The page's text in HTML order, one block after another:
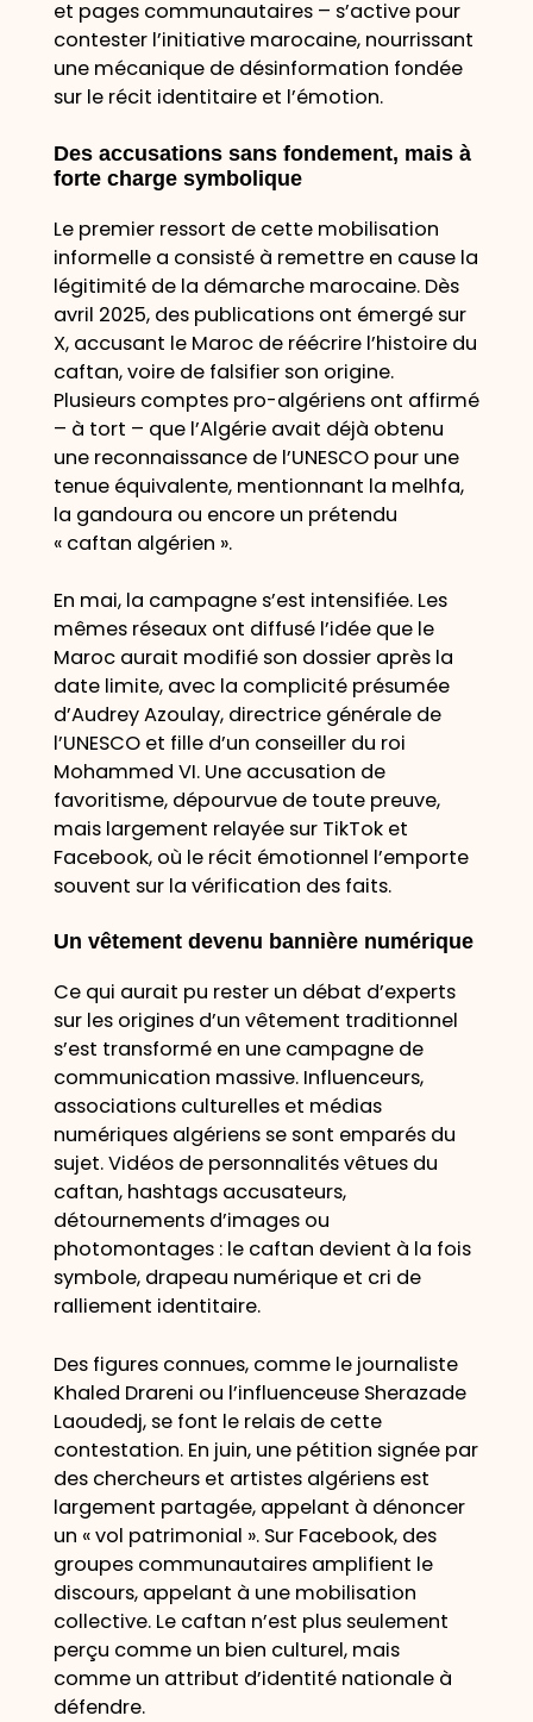
et pages communautaires – s’active pour
contester l’initiative marocaine, nourrissant
une mécanique de désinformation fondée
sur le récit identitaire et l’émotion.
Des accusations sans fondement, mais à
forte charge symbolique
Le premier ressort de cette mobilisation
informelle a consisté à remettre en cause la
légitimité de la démarche marocaine. Dès
avril 2025, des publications ont émergé sur
X, accusant le Maroc de réécrire l’histoire du
caftan, voire de falsifier son origine.
Plusieurs comptes pro-algériens ont affirmé
– à tort – que l’Algérie avait déjà obtenu
une reconnaissance de l’UNESCO pour une
tenue équivalente, mentionnant la melhfa,
la gandoura ou encore un prétendu
« caftan algérien ».
En mai, la campagne s’est intensifiée. Les
mêmes réseaux ont diffusé l’idée que le
Maroc aurait modifié son dossier après la
date limite, avec la complicité présumée
d’Audrey Azoulay, directrice générale de
l’UNESCO et fille d’un conseiller du roi
Mohammed VI. Une accusation de
favoritisme, dépourvue de toute preuve,
mais largement relayée sur TikTok et
Facebook, où le récit émotionnel l’emporte
souvent sur la vérification des faits.
Un vêtement devenu bannière numérique
Ce qui aurait pu rester un débat d’experts
sur les origines d’un vêtement traditionnel
s’est transformé en une campagne de
communication massive. Influenceurs,
associations culturelles et médias
numériques algériens se sont emparés du
sujet. Vidéos de personnalités vêtues du
caftan, hashtags accusateurs,
détournements d’images ou
photomontages : le caftan devient à la fois
symbole, drapeau numérique et cri de
ralliement identitaire.
Des figures connues, comme le journaliste
Khaled Drareni ou l’influenceuse Sherazade
Laoudedj, se font le relais de cette
contestation. En juin, une pétition signée par
des chercheurs et artistes algériens est
largement partagée, appelant à dénoncer
un « vol patrimonial ». Sur Facebook, des
groupes communautaires amplifient le
discours, appelant à une mobilisation
collective. Le caftan n’est plus seulement
perçu comme un bien culturel, mais
comme un attribut d’identité nationale à
défendre.